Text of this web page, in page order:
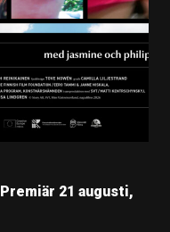
Premiär 21 augusti,